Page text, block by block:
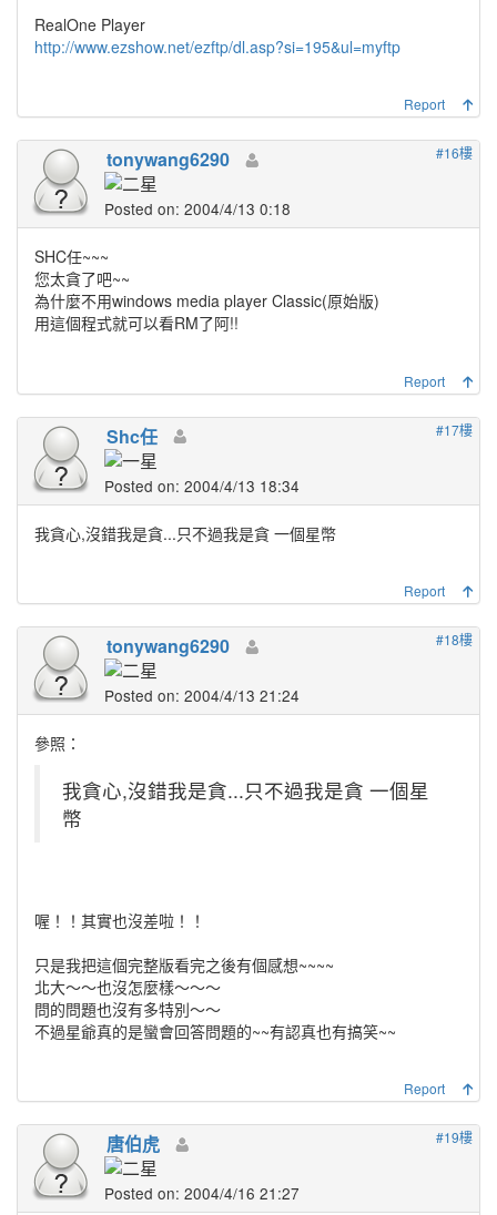
RealOne Player
http://www.ezshow.net/ezftp/dl.asp?si=195&ul=myftp
Report
#16樓
tonywang6290
Posted on: 2004/4/13 0:18
SHC任~~~
您太貪了吧~~
為什麼不用windows media player Classic(原始版)
用這個程式就可以看RM了阿!!
Report
#17樓
Shc任
Posted on: 2004/4/13 18:34
我貪心,沒錯我是貪...只不過我是貪 一個星幣
Report
#18樓
tonywang6290
Posted on: 2004/4/13 21:24
參照：
我貪心,沒錯我是貪...只不過我是貪 一個星
幣
喔！！其實也沒差啦！！
只是我把這個完整版看完之後有個感想~~~~
北大～～也沒怎麼樣～～～
問的問題也沒有多特別～～
不過星爺真的是蠻會回答問題的~~有認真也有搞笑~~
Report
#19樓
唐伯虎
Posted on: 2004/4/16 21:27